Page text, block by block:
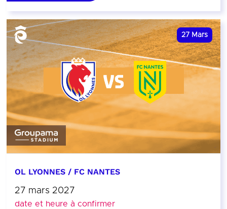
27 Mars
OL LYONNES / FC NANTES
27 mars 2027
date et heure à confirmer